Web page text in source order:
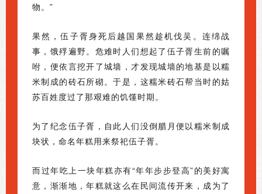
物。”
果然，伍子胥身死后越国果然趁机伐吴。连绵战
事，饿殍遍野。危难时人们想起了伍子胥生前的嘱
咐，便依言挖开了城墙，才发现城墙的地基是以糯
米制成的砖石所砌。于是，这糯米砖石帮当时的姑
苏百姓度过了那艰难的饥馑时期。
为了纪念伍子胥，自此人们没倒腊月便以糯米制成
块状，命名年糕用来祭祀伍子胥。
而过年吃上一块年糕亦有“年年步步登高”的美好寓
意，渐渐地，年糕就这么在民间流传开来，成为了